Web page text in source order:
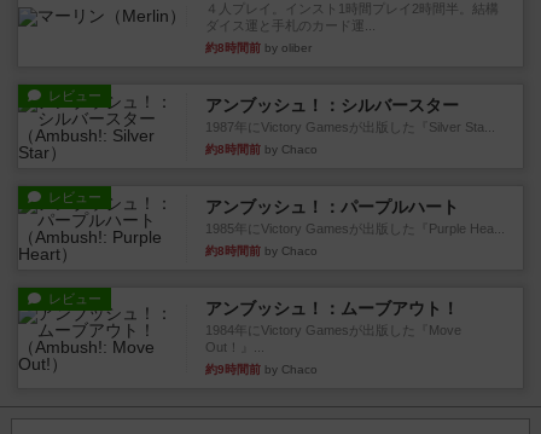
４人プレイ。インスト1時間プレイ2時間半。結構
ダイス運と手札のカード運...
約8時間前 by oliber
レビュー アンブッシュ！：シルバースター
1987年にVictory Gamesが出版した『Silver Sta...
約8時間前 by Chaco
レビュー アンブッシュ！：パープルハート
1985年にVictory Gamesが出版した『Purple Hea...
約8時間前 by Chaco
レビュー アンブッシュ！：ムーブアウト！
1984年にVictory Gamesが出版した『Move
Out！』...
約9時間前 by Chaco